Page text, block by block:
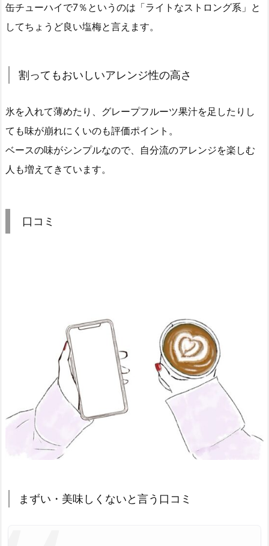
缶チューハイで7％というのは「ライトなストロング系」と
してちょうど良い塩梅と言えます。
割ってもおいしいアレンジ性の高さ
氷を入れて薄めたり、グレープフルーツ果汁を足したりし
ても味が崩れにくいのも評価ポイント。
ベースの味がシンプルなので、自分流のアレンジを楽しむ
人も増えてきています。
口コミ
まずい・美味しくないと言う口コミ